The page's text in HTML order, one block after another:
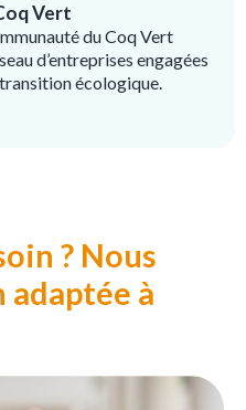
Vert
du Coq Vert
d’entreprises engagées
écologique.
? Nous
adaptée à